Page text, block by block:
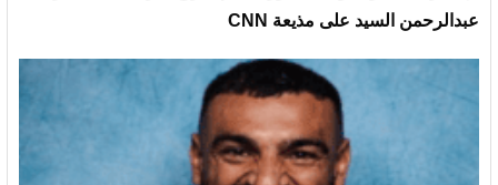
عبدالرحمن السيد على مذيعة CNN